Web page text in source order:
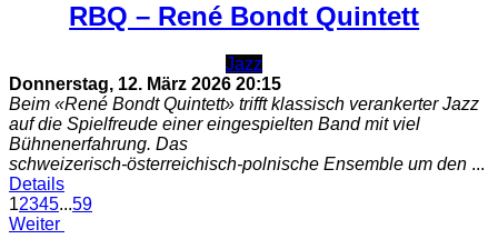
RBQ – René Bondt Quintett
Jazz
Donnerstag, 12. März 2026 20:15
Beim «René Bondt Quintett» trifft klassisch verankerter Jazz
auf die Spielfreude einer eingespielten Band mit viel
Bühnenerfahrung. Das
schweizerisch‑österreichisch‑polnische Ensemble um den ...
Details
12345...59
Weiter